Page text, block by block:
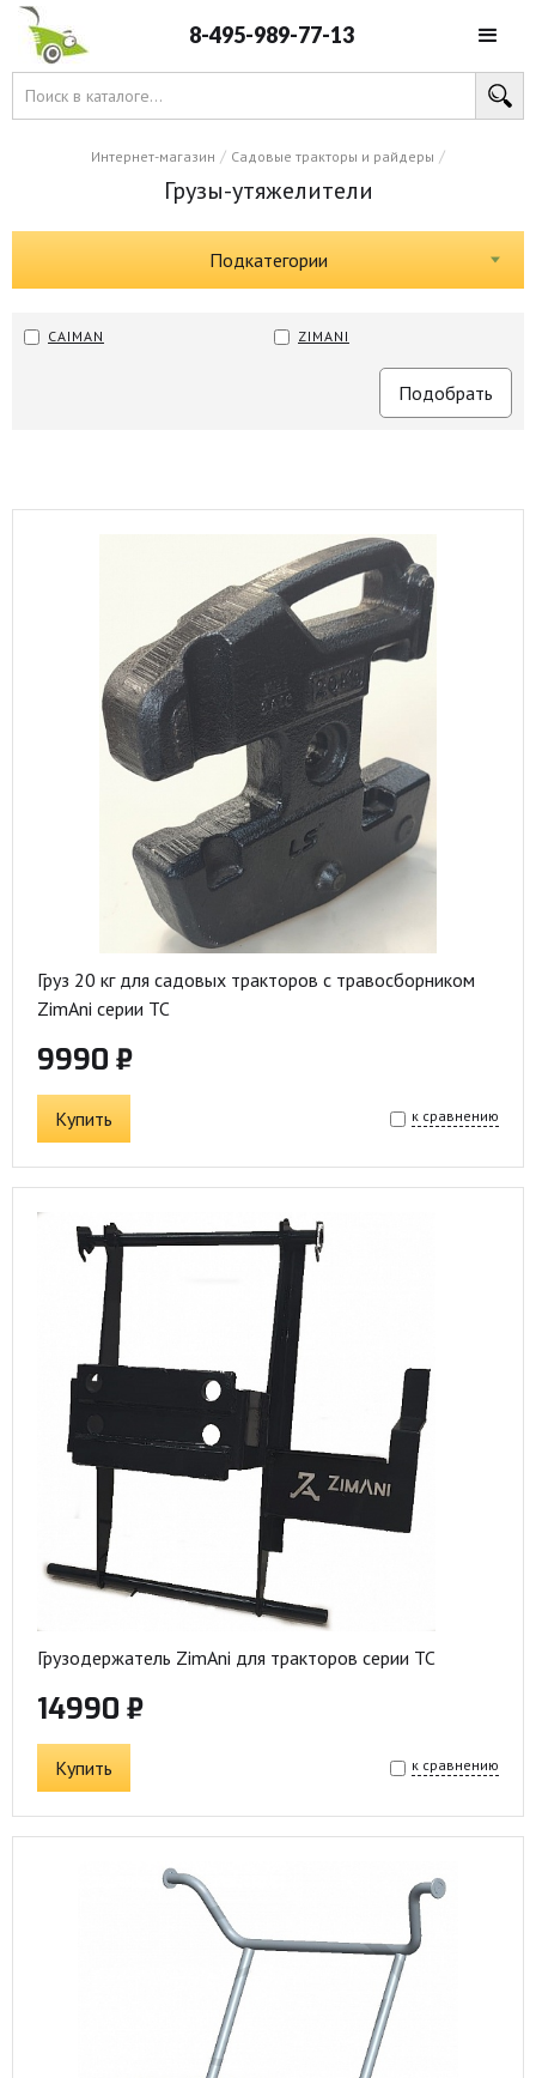
8-495-989-77-13
Интернет-магазин / Садовые тракторы и райдеры /
Грузы-утяжелители
Подкатегории
CAIMAN ZIMANI
Груз 20 кг для садовых тракторов с травосборником
ZimAni серии ТС
9990 ₽
Купить к сравнению
Грузодержатель ZimAni для тракторов серии ТС
14990 ₽
Купить к сравнению